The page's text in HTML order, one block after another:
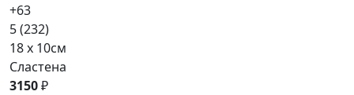
+63
5(232)
18 x 10см
Сластена
3150₽